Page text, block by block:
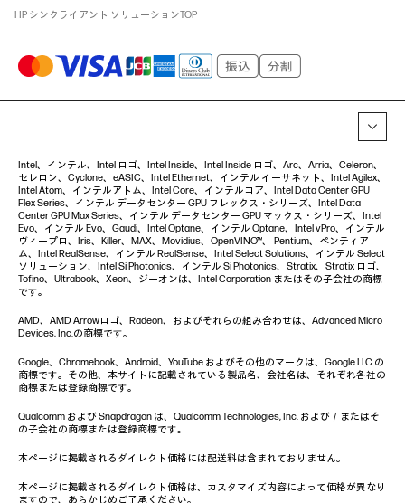
HP シンクライアント ソリューションTOP
Intel、インテル、Intel ロゴ、Intel Inside、Intel Inside ロゴ、Arc、Arria、Celeron、
セレロン、Cyclone、eASIC、Intel Ethernet、インテル イーサネット、Intel Agilex、
Intel Atom、インテルアトム、Intel Core、インテルコア、Intel Data Center GPU
Flex Series、インテル データセンター GPU フレックス・シリーズ、Intel Data
Center GPU Max Series、インテル データセンター GPU マックス・シリーズ、Intel
Evo、インテル Evo、Gaudi、Intel Optane、インテル Optane、Intel vPro、インテル
ヴィープロ、Iris、Killer、MAX、Movidius、OpenVINO™、 Pentium、ペンティア
ム、Intel RealSense、インテル RealSense、Intel Select Solutions、インテル Select
ソリューション、Intel Si Photonics、インテル Si Photonics、Stratix、Stratix ロゴ、
Tofino、Ultrabook、Xeon、ジーオンは、Intel Corporation またはその子会社の商標
です。
AMD、AMD Arrowロゴ、Radeon、およびそれらの組み合わせは、Advanced Micro
Devices, Inc.の商標です。
Google、Chromebook、Android、YouTube およびその他のマークは、Google LLC の
商標です。その他、本サイトに記載されている製品名、会社名は、それぞれ各社の
商標または登録商標です。
Qualcomm および Snapdragon は、Qualcomm Technologies, Inc. および／またはそ
の子会社の商標または登録商標です。
本ページに掲載されるダイレクト価格には配送料は含まれておりません。
本ページに掲載されるダイレクト価格は、カスタマイズ内容によって価格が異なり
ますので、あらかじめご了承ください。